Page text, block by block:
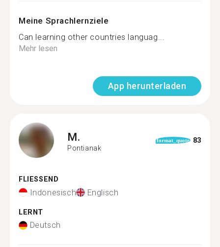
Meine Sprachlernziele
Can learning other countries languag...
Mehr lesen
App herunterladen
M.
Pontianak
format_quote 83
FLIESSEND
Indonesisch Englisch
LERNT
Deutsch